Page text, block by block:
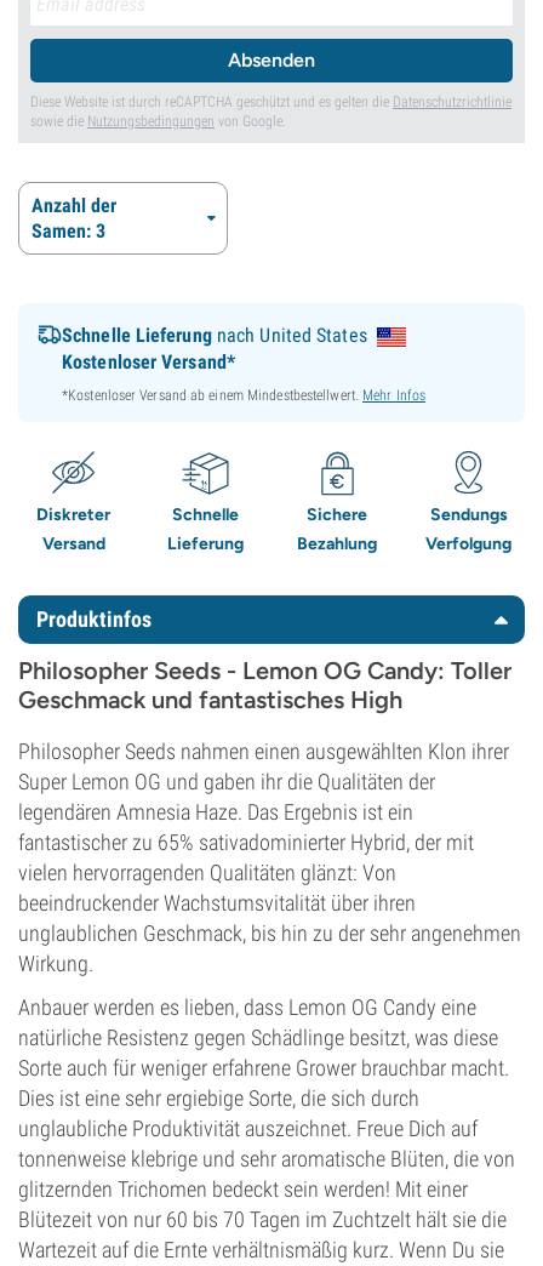
Absenden
Diese Website ist durch reCAPTCHA geschützt und es gelten die Datenschutzrichtlinie
sowie die Nutzungsbedingungen von Google.
Anzahl der
Samen: 3
Schnelle Lieferungnach United States
Kostenloser Versand*
*Kostenloser Versand ab einem Mindestbestellwert. Mehr Infos
Diskreter
Versand
Schnelle
Lieferung
Sichere
Bezahlung
Sendungs
Verfolgung
Produktinfos
Philosopher Seeds - Lemon OG Candy: Toller
Geschmack und fantastisches High
Philosopher Seeds nahmen einen ausgewählten Klon ihrer
Super Lemon OG und gaben ihr die Qualitäten der
legendären Amnesia Haze. Das Ergebnis ist ein
fantastischer zu 65% sativadominierter Hybrid, der mit
vielen hervorragenden Qualitäten glänzt: Von
beeindruckender Wachstumsvitalität über ihren
unglaublichen Geschmack, bis hin zu der sehr angenehmen
Wirkung.
Anbauer werden es lieben, dass Lemon OG Candy eine
natürliche Resistenz gegen Schädlinge besitzt, was diese
Sorte auch für weniger erfahrene Grower brauchbar macht.
Dies ist eine sehr ergiebige Sorte, die sich durch
unglaubliche Produktivität auszeichnet. Freue Dich auf
tonnenweise klebrige und sehr aromatische Blüten, die von
glitzernden Trichomen bedeckt sein werden! Mit einer
Blütezeit von nur 60 bis 70 Tagen im Zuchtzelt hält sie die
Wartezeit auf die Ernte verhältnismäßig kurz. Wenn Du sie